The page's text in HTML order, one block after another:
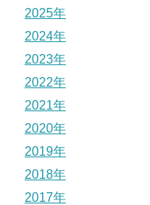
2025年
2024年
2023年
2022年
2021年
2020年
2019年
2018年
2017年